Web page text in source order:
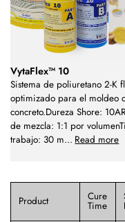
VytaFlex™ 10
Sistema de poliuretano 2-K
optimizado para el moldeo
concreto.Dureza Shore:
de mezcla: 1:1 por
trabajo: 30 m... Read more
Product Cure
Time